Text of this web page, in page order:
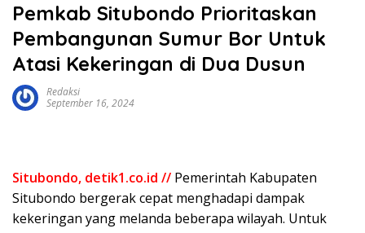
Pemkab Situbondo Prioritaskan
Pembangunan Sumur Bor Untuk
Atasi Kekeringan di Dua Dusun
Redaksi
September 16, 2024
Situbondo, detik1.co.id // Pemerintah Kabupaten
Situbondo bergerak cepat menghadapi dampak
kekeringan yang melanda beberapa wilayah. Untuk